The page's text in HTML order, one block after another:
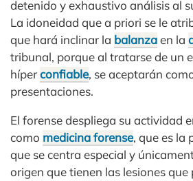
detenido y exhaustivo análisis al
La idoneidad que a priori se le
que hará inclinar la balanzaen la
tribunal, porque al tratarse de un
híperconfiable, se aceptarán
presentaciones.
El forense despliega su actividad
como medicina forense, que es la
que se centra especial y
origen que tienen las lesiones